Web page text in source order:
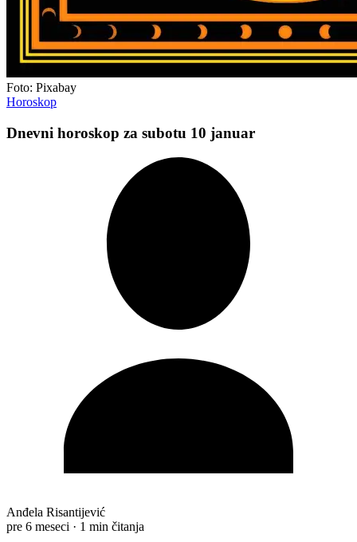
Foto: Pixabay
Horoskop
Dnevni horoskop za subotu 10 januar
Anđela Risantijević
pre 6 meseci · 1 min čitanja